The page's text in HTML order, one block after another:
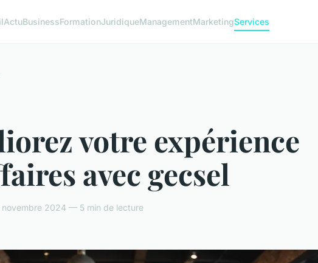
ActuBusinessFormationJuridiqueManagementMarketingServices
votre expérience
avec gecsel
2024 — 5 min de lecture